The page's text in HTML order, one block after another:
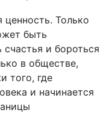
в
летающей
скульптуре
«Franchise
Freedom»
ценность. Только
быть
и бороться
в обществе,
того, где
и начинается